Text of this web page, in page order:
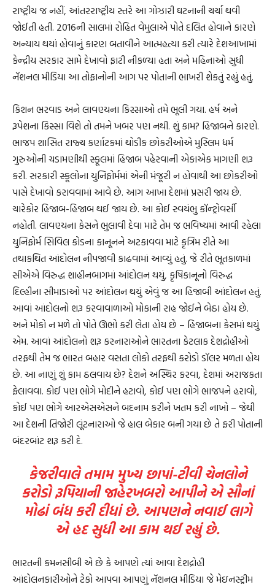
રાષ્ટ્રીય જ નહીં, આંતરરાષ્ટ્રીય સ્તરે આ ગોઝારી ઘટનાની ચર્ચા થવી
જોઈતી હતી. 2016ની સાલમાં રોહિત વેમુલાએ પોતે દલિત હોવાને કારણે
અન્યાય થયાં હોવાનું કારણ બતાવીને આત્મહત્યા કરી ત્યારે દેશઆખામાં
કેન્દ્રીય સરકાર સામે દેખાવો ફાટી નીકળ્યા હતા અને મહિનાઓ સુધી
નૅશનલ મીડિયા આ તોફાનોની આગ પર પોતાની ભાખરી શેકતું રહ્યું હતું.
કિશન ભરવાડ અને લાવણ્યના કિસ્સાઓ તમે ભૂલી ગયા. હર્ષ અને
રૂપેશના કિસ્સા વિશે તો તમને ખબર પણ નથી. શું કામ? હિજાબને કારણે.
ભાજપ શાસિત રાજ્ય કર્ણાટકમાં થોડીક છોકરીઓએ મુસ્લિમ ધર્મ
ગુરુઓની ચડામણીથી સ્કૂલમાં હિજાબ પહેરવાની એકાએક માગણી શરૂ
કરી. સરકારી સ્કૂલોના યુનિફોર્મમાં એની મંજૂરી ન હોવાથી આ છોકરીઓ
પાસે દેખાવો કરાવવામાં આવે છે. આગ આખા દેશમાં પ્રસરી જાય છે.
ચારેકોર હિજાબ-હિજાબ થઈ જાય છે. આ કોઈ સ્વયંભુ કૉન્ટ્રોવર્સી
નહોતી. લાવણ્યના કેસને ભુલાવી દેવા માટે તેમ જ ભવિષ્યમાં આવી રહેલા
યુનિફોર્મ સિવિલ કોડના કાનૂનને અટકાવવા માટે કૃત્રિમ રીતે આ
તથાકથિત આંદોલન નીપજાવી કાઢવામાં આવ્યું હતું. જે રીતે ભૂતકાળમાં
સીએએ વિરુદ્ધ શાહીનબાગમાં આંદોલન થયું, કૃષિકાનૂનો વિરુદ્ધ
દિલ્હીના સીમાડાઓ પર આંદોલન થયું એવું જ આ હિજાબી આંદોલન હતું.
આવાં આંદોલનો શરૂ કરવાવાળાઓ મોકાની રાહ જોઈને બેઠા હોય છે.
અને મોકો ન મળે તો પોતે ઊભો કરી લેતા હોય છે – હિજાબના કેસમાં થયું
એમ. આવાં આંદોલનો શરૂ કરનારાઓને ભારતના કેટલાક દેશદ્રોહીઓ
તરફથી તેમ જ ભારત બહાર વસતા લોકો તરફથી કરોડો ડૉલર મળતા હોય
છે. આ નાણું શું કામ ઠલવાય છે? દેશને અસ્થિર કરવા, દેશમાં અરાજકતા
ફેલાવવા. કોઈ પણ ભોગે મોદીને હટાવો, કોઈ પણ ભોગે ભાજપને હરાવો,
કોઈ પણ ભોગે આરએસએસને બદનામ કરીને ખતમ કરી નાખો – જેથી
આ દેશની તિજોરી લૂંટનારાઓ જે હાલ બેકાર બની ગયા છે તે ફરી પોતાની
બંદરબાંટ શરૂ કરી દે.
કેજરીવાલે તમામ મુખ્ય છાપાં-ટીવી ચેનલોને
કરોડો રૂપિયાની જાહેરખબરો આપીને એ સૌનાં
મોઢાં બંધ કરી દીધાં છે. આપણને નવાઈ લાગે
એ હદ સુધી આ કામ થઈ રહ્યું છે.
ભારતની કમનસીબી એ છે કે આપણે ત્યાં આવા દેશદ્રોહી
આંદોલનકારીઓને ટેકો આપવા આપણું નૅશનલ મીડિયા જે મેઇનસ્ટ્રીમ